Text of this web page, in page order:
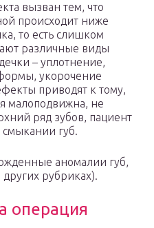
вызван тем, что
происходит ниже
то есть слишком
различные виды
– уплотнение,
укорочение
приводят к тому,
малоподвижна, не
ряд зубов, пациент
смыкании губ.
аномалии губ,
рубриках).
операция